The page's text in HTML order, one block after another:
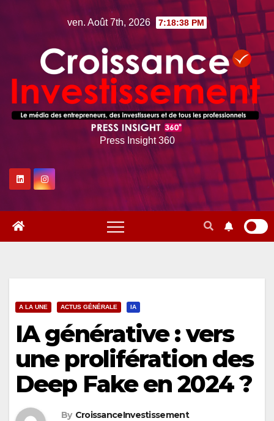
ven. Août 7th, 2026 7:18:39 PM
Press Insight 360
A LA UNE ACTUS GÉNÉRALE IA
IA générative : vers
une prolifération des
Deep Fake en 2024 ?
By CroissanceInvestissement